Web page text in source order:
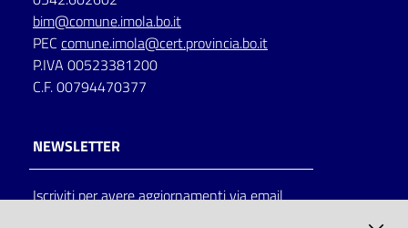
Catalogo
on line
bim@comune.imola.bo.it
PEC comune.imola@cert.provincia.bo.it
P.IVA 00523381200
C.F. 00794470377
NEWSLETTER
Iscriviti per avere aggiornamenti via email